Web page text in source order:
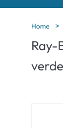
Biotrue
Home
Ray-